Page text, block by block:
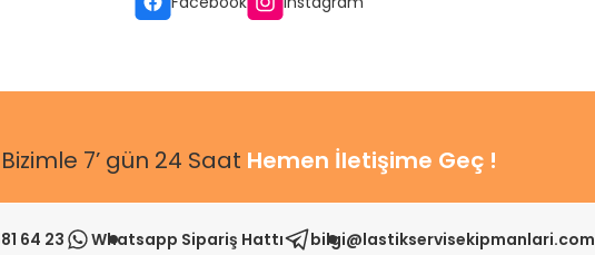
Bizimle 7’ gün 24 Saat Hemen İletişime Geç !
64 23 Whatsapp Sipariş Hattı bilgi@lastikservisekipmanlari.com